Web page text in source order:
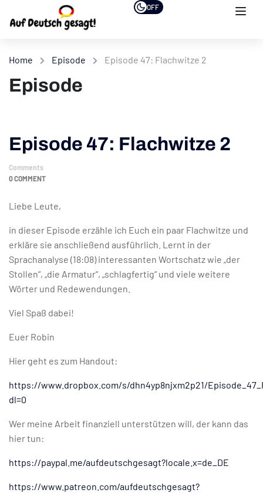
OFF
Home Episode Episode 47: Flachwitze 2
Episode
Episode 47: Flachwitze 2
Comments
0 COMMENT
Liebe Leute,
in dieser Episode erzähle ich Euch ein paar Flachwitze und
erkläre sie anschließend ausführlich. Lernt in der
Sprachanalyse (18:08) interessanten Wortschatz wie „der
Stollen“, „die Armatur“, „schlagfertig“ und viele weitere
Wörter und Redewendungen.
Viel Spaß dabei!
Euer Robin
Hier geht es zum Handout:
https://www.dropbox.com/s/dhn4yp8njxm2p21/
dl=0
Wer meine Arbeit finanziell unterstützen will, der kann das
hier tun:
https://paypal.me/aufdeutschgesagt?locale.x=de_DE
https://www.patreon.com/aufdeutschgesagt?